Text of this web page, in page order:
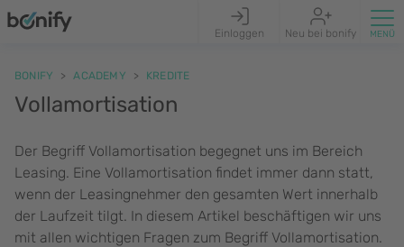
Einloggen Neu bei bonify
BONIFY ACADEMY KREDITE
Vollamortisation
Der Begriff Vollamortisation begegnet uns im Bereich
Leasing. Eine Vollamortisation findet immer dann statt,
wenn der Leasingnehmer den gesamten Wert innerhalb
der Laufzeit tilgt. In diesem Artikel beschäftigen wir uns
mit allen wichtigen Fragen zum Begriff Vollamortisation.